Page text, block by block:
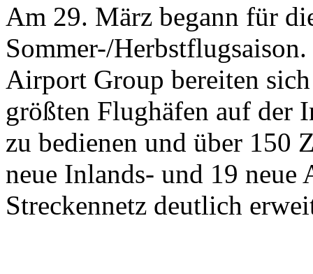
Am 29. März begann für
Sommer-/
Airport Group bereiten
größten Flughäfen auf der
zu bedienen und über 150
neue Inlands- und 19 neue
Streckennetz deutlich